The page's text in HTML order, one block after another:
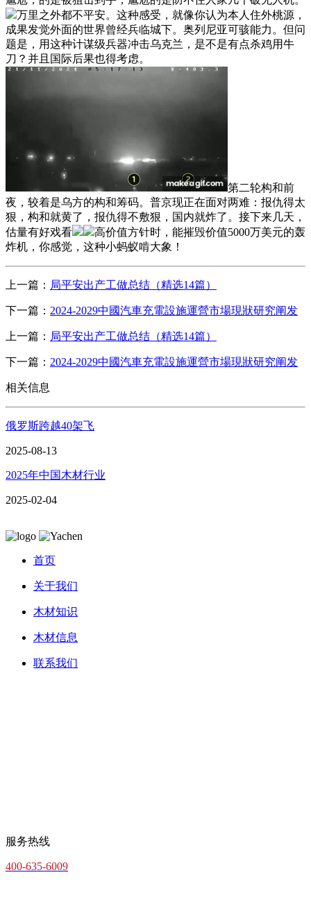
万里之外都不平安。这种感受，就像你认为本人住外桃源，
成果发觉外面的世界曾经兵临城下。奥列尼亚可骇能力。但问
题是，用这种计谋级兵器冲击乌克兰，是不是有点杀鸡用牛
刀？并且国际后果也得考虑。
第二轮构和前
夜，较着是乌方的构和筹码。普京现正在面对两难：报仇得太
狠，构和就黄了，报仇得不敷狠，国内就炸了。接下来几天，
估量有好戏看
高价值方针时，能摧毁价值5000万美元的轰
炸机，你感觉，这种小蚂蚁啃大象！
上一篇： 局平安出产工做总结（精选14篇）
下一篇： 2024-2029中國汽車充電設施運營市場現狀研究阐发
上一篇： 局平安出产工做总结（精选14篇）
下一篇： 2024-2029中國汽車充電設施運營市場現狀研究阐发
相关信息
俄罗斯跨越40架飞
2025-08-13
2025年中国木材行业
2025-02-04
首页
关于我们
木材知识
木材信息
联系我们
服务热线
400-635-6009